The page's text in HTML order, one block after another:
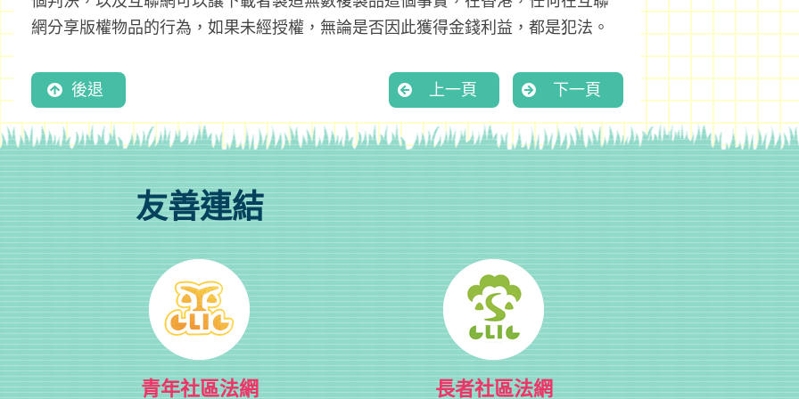
網分享版權物品的行為，如果未經授權，無論是否因此獲得金錢利益，都是犯法。
後退 上一頁 下一頁
友善連結
青年社區法網 長者社區法網